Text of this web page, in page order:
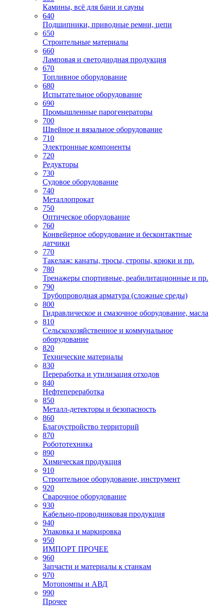
Камины, всё для бани и сауны
640
Подшипники, приводные ремни, цепи
650
Строительные материалы
660
Ламповая и светодиодная продукция
670
Топливное оборудование
680
Испытательное оборудование
690
Промышленные парогенераторы
700
Швейное и вязальное оборудование
710
Электронные компоненты
720
Редукторы
730
Судовое оборудование
740
Металлопрокат
750
Оптическое оборудование
760
Конвейерное оборудование и бесконтактные
датчики
770
Такелаж: канаты, тросы, стропы, крюки и пр.
780
Тренажеры спортивные, реабилитационные и пр.
790
Трубопроводная арматура (сложные среды)
800
Гидравлическое и смазочное оборудование, масла
810
Сельскохозяйственное и коммунальное
оборудование
820
Технические материалы
830
Переработка и утилизация отходов
840
Нефтепереработка
850
Металл-детекторы и безопасность
860
Благоустройство территорий
870
Робототехника
890
Химическая продукция
910
Строительное оборудование, инструмент
920
Сварочное оборудование
930
Кабельно-проводниковая продукция
940
Упаковка и маркировка
950
ИМПОРТ ПРОЧЕЕ
960
Запчасти и материалы к станкам
970
Мотопомпы и АВД
990
Прочее